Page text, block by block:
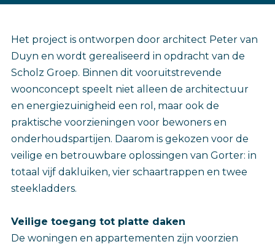
Het project is ontworpen door architect Peter van
Duyn en wordt gerealiseerd in opdracht van de
Scholz Groep. Binnen dit vooruitstrevende
woonconcept speelt niet alleen de architectuur
en energiezuinigheid een rol, maar ook de
praktische voorzieningen voor bewoners en
onderhoudspartijen. Daarom is gekozen voor de
veilige en betrouwbare oplossingen van Gorter: in
totaal vijf dakluiken, vier schaartrappen en twee
steekladders.
Veilige toegang tot platte daken
De woningen en appartementen zijn voorzien